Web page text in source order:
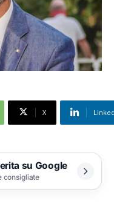
X
su Google
consigliate